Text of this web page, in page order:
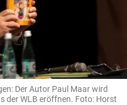
Der Autor Paul Maar wird
der WLB eröffnen. Foto: Horst